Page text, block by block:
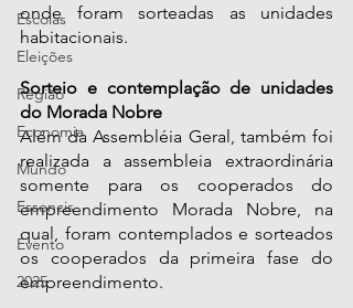
Escolas
Eleições
Região
Economia
Mundo
Essencis
Evento
2025
onde foram sorteadas as unidades
habitacionais.
Sorteio e contemplação de unidades
do Morada Nobre
Além da Assembléia Geral, também foi
realizada a assembleia extraordinária
somente para os cooperados do
empreendimento Morada Nobre, na
qual, foram contemplados e sorteados
os cooperados da primeira fase do
empreendimento.